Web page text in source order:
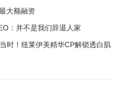
大额融资
：并不是我们辞退人家
时！纽莱伊美精华CP解锁透白肌